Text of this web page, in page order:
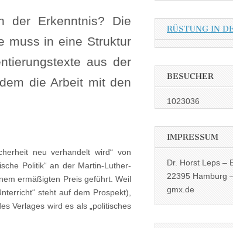
der Erkenntnis? Die
muss in eine Struktur
aus der
die Arbeit mit den
neu verhandelt wird“ von
Politik“ an der Martin-Luther-
ermäßigten Preis geführt. Weil
steht auf dem Prospekt),
Verlages wird es als „politisches
RÜSTUNG IN
BESUCHER
1023036
IMPRESSUM
Dr. Horst Leps –
22395 Hamburg
gmx.de